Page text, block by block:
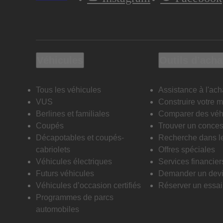
Tous les véhicules
VUS
Berlines et familiales
Coupés
Décapotables et coupés-
cabriolets
Véhicules électriques
Futurs véhicules
Véhicules d’occasion certifiés
Programmes de parcs
automobiles
Assistance à
Construire votre
Comparer des
Trouver un
Recherche dans
Offres spéciales
Services
Demander un
Réserver un